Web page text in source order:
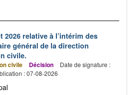
2026 relative à l’intérim des
général de la direction
civile.
civile Décision
Date de signature :
: 07-08-2026